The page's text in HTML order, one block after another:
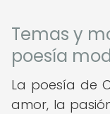
Temas y
poesía
La poesía de
amor, la